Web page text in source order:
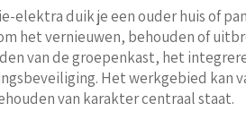
elektra duik je een ouder huis of
het vernieuwen, behouden of
van de groepenkast, het
Het werkgebied kan
van karakter centraal staat.